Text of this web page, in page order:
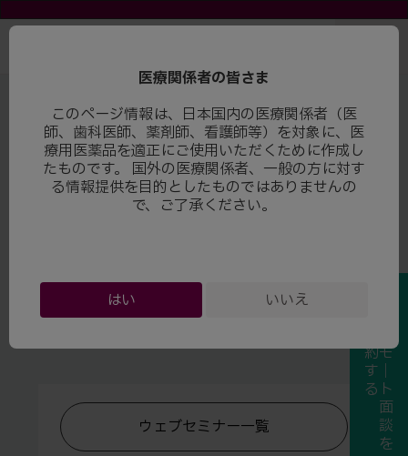
ウェブセミナー一覧
約モ
す｜
るト
面
談
を
医療関係者の皆さま
このページ情報は、日本国内の医療関係者（医
師、歯科医師、薬剤師、看護師等）を対象に、医
療用医薬品を適正にご使用いただくために作成し
たものです。 国外の医療関係者、一般の方に対す
る情報提供を目的としたものではありませんの
で、ご了承ください。
はい いいえ